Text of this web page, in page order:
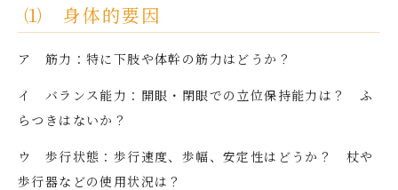
⑴ 身体的要因
ア 筋力：特に下肢や体幹の筋力はどうか？
イ バランス能力：開眼・閉眼での立位保持能力は？ ふ
らつきはないか？
ウ 歩行状態：歩行速度、歩幅、安定性はどうか？ 杖や
歩行器などの使用状況は？